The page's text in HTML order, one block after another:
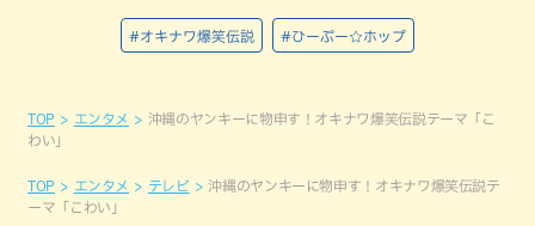
#オキナワ爆笑伝説 #ひーぷー☆ホップ
TOP エンタメ
沖縄のヤンキーに物申す！オキナワ爆笑伝説テーマ「こ
わい」
TOP エンタメ テレビ
沖縄のヤンキーに物申す！オキナワ爆笑伝説テ
ーマ「こわい」